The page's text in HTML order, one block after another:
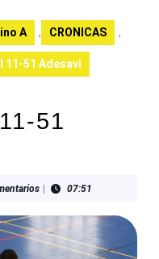
A , CRONICAS ,
11-51 Adesavi
51
07:51